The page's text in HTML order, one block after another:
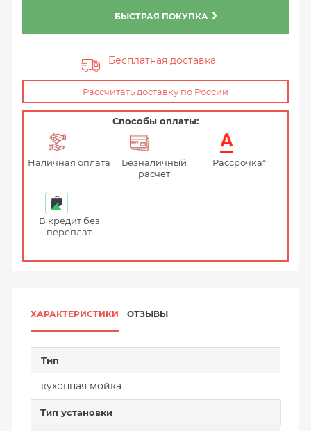
БЫСТРАЯ ПОКУПКА
Бесплатная доставка
Рассчитать доставку по России
Способы оплаты:
Наличная оплата
Безналичный
расчет
Рассрочка*
В кредит без
переплат
ХАРАКТЕРИСТИКИ ОТЗЫВЫ
Тип
кухонная мойка
Тип установки